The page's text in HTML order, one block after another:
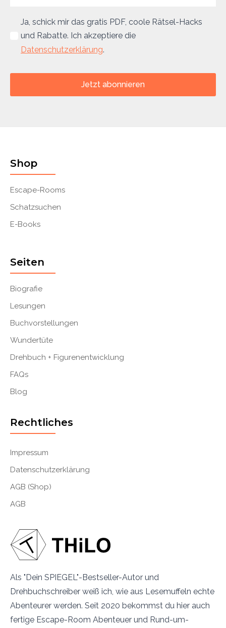
Ja, schick mir das gratis PDF, coole Rätsel-Hacks
und Rabatte. Ich akzeptiere die
Datenschutzerklärung.
Jetzt abonnieren
Als "Dein SPIEGEL"-Bestseller-Autor und
Drehbuchschreiber weiß ich, wie aus Lesemuffeln echte
Abenteurer werden. Seit 2020 bekommst du hier auch
fertige Escape-Room Abenteuer und Rund-um-
Shop
Escape-Rooms
Schatzsuchen
E-Books
Seiten
Biografie
Lesungen
Buchvorstellungen
Wundertüte
Drehbuch + Figurenentwicklung
FAQs
Blog
Rechtliches
Impressum
Datenschutzerklärung
AGB (Shop)
AGB